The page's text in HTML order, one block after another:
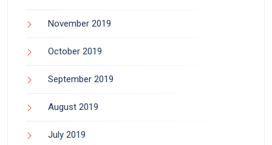
November 2019
October 2019
September 2019
August 2019
July 2019